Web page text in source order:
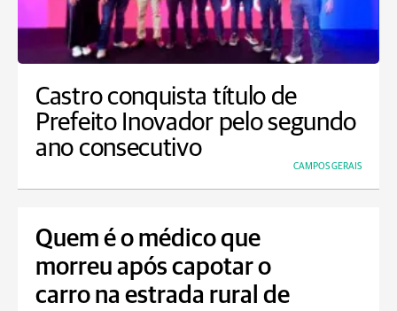
Castro conquista título de
Prefeito Inovador pelo segundo
ano consecutivo
CAMPOS GERAIS
Quem é o médico que
morreu após capotar o
carro na estrada rural de